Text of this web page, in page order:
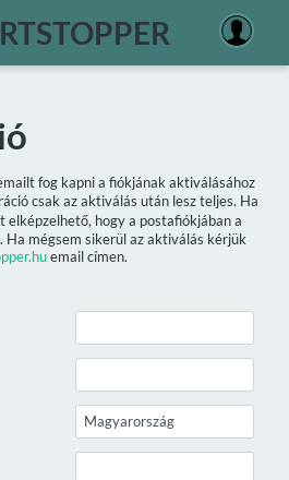
fog kapni a fiókjának aktiválásához
csak az aktiválás után lesz teljes. Ha
elképzelhető, hogy a postafiókjában a
Ha mégsem sikerül az aktiválás kérjük
email címen.